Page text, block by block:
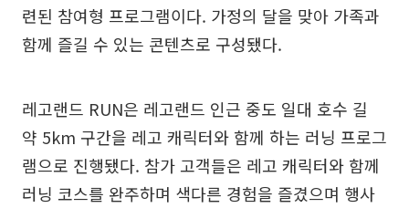
련된 참여형 프로그램이다. 가정의 달을 맞아 가족과
함께 즐길 수 있는 콘텐츠로 구성됐다.
레고랜드 RUN은 레고랜드 인근 중도 일대 호수 길
약 5km 구간을 레고 캐릭터와 함께 하는 러닝 프로그
램으로 진행됐다. 참가 고객들은 레고 캐릭터와 함께
러닝 코스를 완주하며 색다른 경험을 즐겼으며 행사